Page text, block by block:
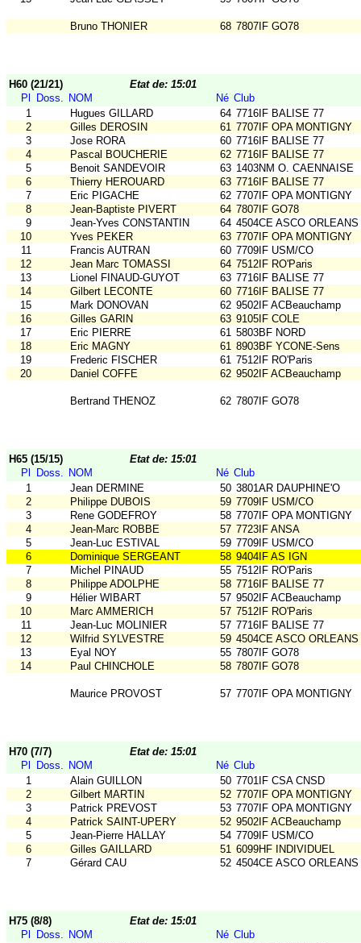
Bruno THONIER 68 7807IF GO78
H60 (21/21)
Etat de: 15:01
Pl
Doss. NOM Né Club
1
Hugues GILLARD 64 7716IF BALISE 77
2
Gilles DEROSIN 61 7707IF OPA MONTIGNY
3
Jose RORA 60 7716IF BALISE 77
4
Pascal BOUCHERIE 62 7716IF BALISE 77
5
Benoit SANDEVOIR 63 1403NM O. CAENNAISE
6
Thierry HEROUARD 63 7716IF BALISE 77
7
Eric PIGACHE 62 7707IF OPA MONTIGNY
8
Jean-Baptiste PIVERT 64 7807IF GO78
9
Jean-Yves CONSTANTIN 64 4504CE ASCO ORLEANS
10
Yves PEKER 63 7707IF OPA MONTIGNY
11
Francis AUTRAN 60 7709IF USM/CO
12
Jean Marc TOMASSI 64 7512IF RO'Paris
13
Lionel FINAUD-GUYOT 63 7716IF BALISE 77
14
Gilbert LECONTE 60 7716IF BALISE 77
15
Mark DONOVAN 62 9502IF ACBeauchamp
16
Gilles GARIN 63 9105IF COLE
17
Eric PIERRE 61 5803BF NORD
18
Eric MAGNY 61 8903BF YCONE-Sens
19
Frederic FISCHER 61 7512IF RO'Paris
20
Daniel COFFE 62 9502IF ACBeauchamp
Bertrand THENOZ 62 7807IF GO78
H65 (15/15)
Etat de: 15:01
Pl
Doss. NOM Né Club
1
Jean DERMINE 50 3801AR DAUPHINE'O
2
Philippe DUBOIS 59 7709IF USM/CO
3
Rene GODEFROY 58 7707IF OPA MONTIGNY
4
Jean-Marc ROBBE 57 7723IF ANSA
5
Jean-Luc ESTIVAL 59 7709IF USM/CO
6
Dominique SERGEANT 58 9404IF AS IGN
7
Michel PINAUD 55 7512IF RO'Paris
8
Philippe ADOLPHE 58 7716IF BALISE 77
9
Hélier WIBART 57 9502IF ACBeauchamp
10
Marc AMMERICH 57 7512IF RO'Paris
11
Jean-Luc MOLINIER 57 7716IF BALISE 77
12
Wilfrid SYLVESTRE 59 4504CE ASCO ORLEANS
13
Eyal NOY 55 7807IF GO78
14
Paul CHINCHOLE 58 7807IF GO78
Maurice PROVOST 57 7707IF OPA MONTIGNY
H70 (7/7)
Etat de: 15:01
Pl
Doss. NOM Né Club
1
Alain GUILLON 50 7701IF CSA CNSD
2
Gilbert MARTIN 52 7707IF OPA MONTIGNY
3
Patrick PREVOST 53 7707IF OPA MONTIGNY
4
Patrick SAINT-UPERY 52 9502IF ACBeauchamp
5
Jean-Pierre HALLAY 54 7709IF USM/CO
6
Gilles GAILLARD 51 6099HF INDIVIDUEL
7
Gérard CAU 52 4504CE ASCO ORLEANS
H75 (8/8)
Etat de: 15:01
Pl
Doss. NOM Né Club